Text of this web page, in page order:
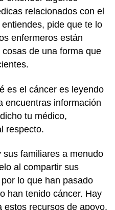
relacionados con el
pide que te lo
enfermeros están
de una forma que
es el cáncer es leyendo
encuentras información
tu médico,
respecto.
familiares a menudo
al compartir sus
lo que han pasado
han tenido cáncer. Hay
estos recursos de apoyo,